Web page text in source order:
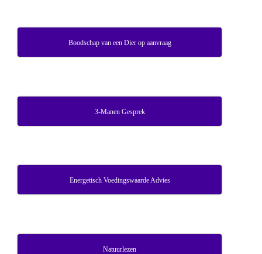
Boodschap van een Dier op aanvraag
3-Manen Gesprek
Energetisch Voedingswaarde Advies
Natuurlezen